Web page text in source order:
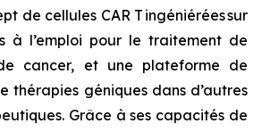
de cellules CAR T ingéniérées sur
à l’emploi pour le traitement de
cancer, et une plateforme de
thérapies géniques dans d’autres
Grâce à ses capacités de